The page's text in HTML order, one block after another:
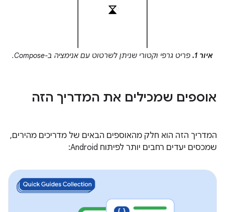
איור 1. פריט גרפי וקטורי שניתן לשרטוט עם אנימציה ב-Compose.
אוספים שמכילים את המדריך הזה
המדריך הזה הוא חלק מהאוספים הבאים של מדריכים מהירים,
שמכסים יעדים רחבים יותר לפיתוח Android: